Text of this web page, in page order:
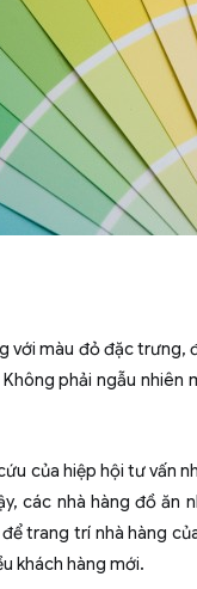
với màu đỏ đặc trưng,
phải ngẫu nhiên
của hiệp hội tư vấn
các nhà hàng đồ ăn
trang trí nhà hàng
khách hàng mới.